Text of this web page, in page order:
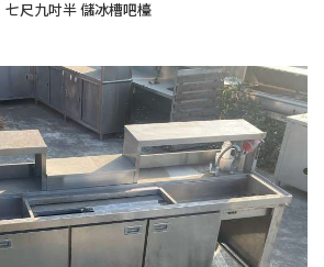
七尺九吋半 儲冰槽吧檯